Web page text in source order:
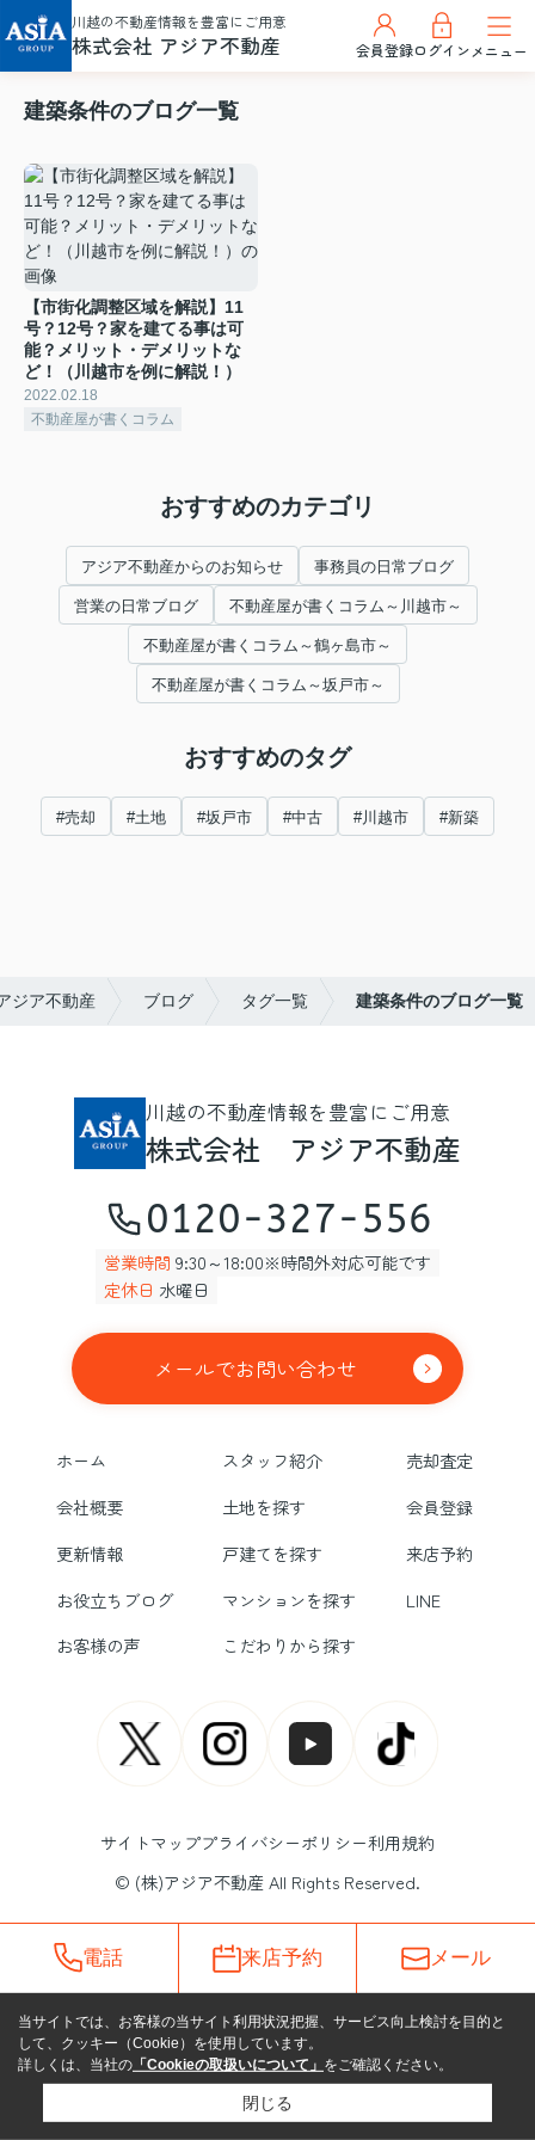
川越の不動産情報を豊富にご用意
株式会社 アジア不動産 会員登録ログインメニュー
建築条件のブログ一覧
【市街化調整区域を解説】11
号？12号？家を建てる事は可
能？メリット・デメリットな
ど！（川越市を例に解説！）
2022.02.18
不動産屋が書くコラム
おすすめのカテゴリ
アジア不動産からのお知らせ 事務員の日常ブログ
営業の日常ブログ 不動産屋が書くコラム～川越市～
不動産屋が書くコラム～鶴ヶ島市～
不動産屋が書くコラム～坂戸市～
おすすめのタグ
#売却 #土地 #坂戸市 #中古 #川越市 #新築
ジア不動産 ブログ タグ一覧 建築条件のブログ一覧
川越の不動産情報を豊富にご用意
株式会社 アジア不動産
0120-327-556
営業時間 9:30～18:00※時間外対応可能です
定休日 水曜日
メールでお問い合わせ
ホーム スタッフ紹介
売却査定
会社概要
土地を探す
会員登録
更新情報
戸建てを探す
来店予約
お役立ちブログ
マンションを探す
LINE
お客様の声
こだわりから探す
サイトマッププライバシーポリシー利用規約
© (株)アジア不動産 All Rights Reserved.
電話 来店予約 メール
当サイトでは、お客様の当サイト利用状況把握、サービス向上検討を目的と
して、クッキー（Cookie）を使用しています。
詳しくは、当社の 「Cookieの取扱いについて」 をご確認ください。
閉じる